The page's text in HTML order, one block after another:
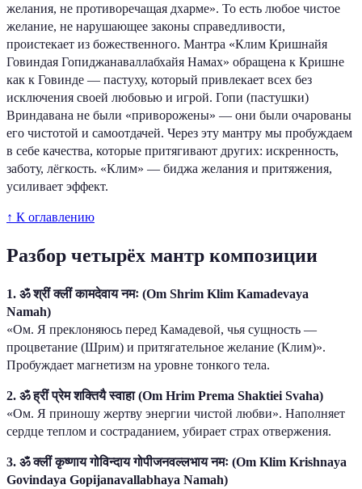
желания, не противоречащая дхарме». То есть любое чистое
желание, не нарушающее законы справедливости,
проистекает из божественного. Мантра «Клим Кришнайя
Говиндая Гопиджанаваллабхайя Намах» обращена к Кришне
как к Говинде — пастуху, который привлекает всех без
исключения своей любовью и игрой. Гопи (пастушки)
Вриндавана не были «приворожены» — они были очарованы
его чистотой и самоотдачей. Через эту мантру мы пробуждаем
в себе качества, которые притягивают других: искренность,
заботу, лёгкость. «Клим» — биджа желания и притяжения,
усиливает эффект.
↑ К оглавлению
Разбор четырёх мантр композиции
1. ॐ श्रीं क्लीं कामदेवाय नमः (Om Shrim Klim Kamadevaya
Namah)
«Ом. Я преклоняюсь перед Камадевой, чья сущность —
процветание (Шрим) и притягательное желание (Клим)».
Пробуждает магнетизм на уровне тонкого тела.
2. ॐ ह्रीं प्रेम शक्तियै स्वाहा (Om Hrim Prema Shaktiei Svaha)
«Ом. Я приношу жертву энергии чистой любви». Наполняет
сердце теплом и состраданием, убирает страх отвержения.
3. ॐ क्लीं कृष्णाय गोविन्दाय गोपीजनवल्लभाय नमः (Om Klim Krishnaya
Govindaya Gopijanavallabhaya Namah)